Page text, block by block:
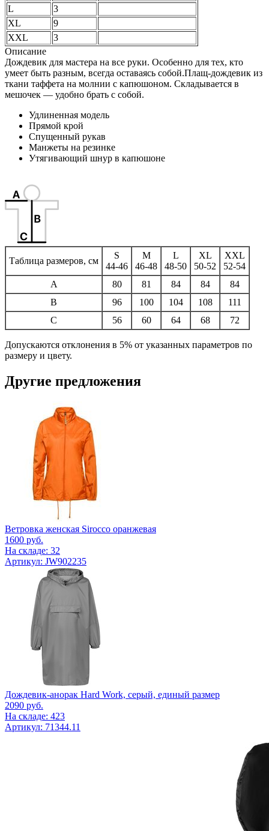
L
3
XL
9
XXL
3
Описание
Дождевик для мастера на все руки. Особенно для тех, кто
умеет быть разным, всегда оставаясь собой.Плащ-дождевик из
ткани таффета на молнии с капюшоном. Складывается в
мешочек — удобно брать с собой.
Удлиненная модель
Прямой крой
Спущенный рукав
Манжеты на резинке
Утягивающий шнур в капюшоне
Таблица размеров, см
S
44-46
M
46-48
L
48-50
XL
50-52
XXL
52-54
A
80 81 84 84
84
B
96 100 104 108
111
C
56 60 64 68 72
Допускаются отклонения в 5% от указанных параметров по
размеру и цвету.
Другие предложения
Ветровка женская Sirocco оранжевая
1600 руб.
На складе: 32
Артикул: JW902235
Дождевик-анорак Hard Work, серый, единый размер
2090 руб.
На складе: 423
Артикул: 71344.11